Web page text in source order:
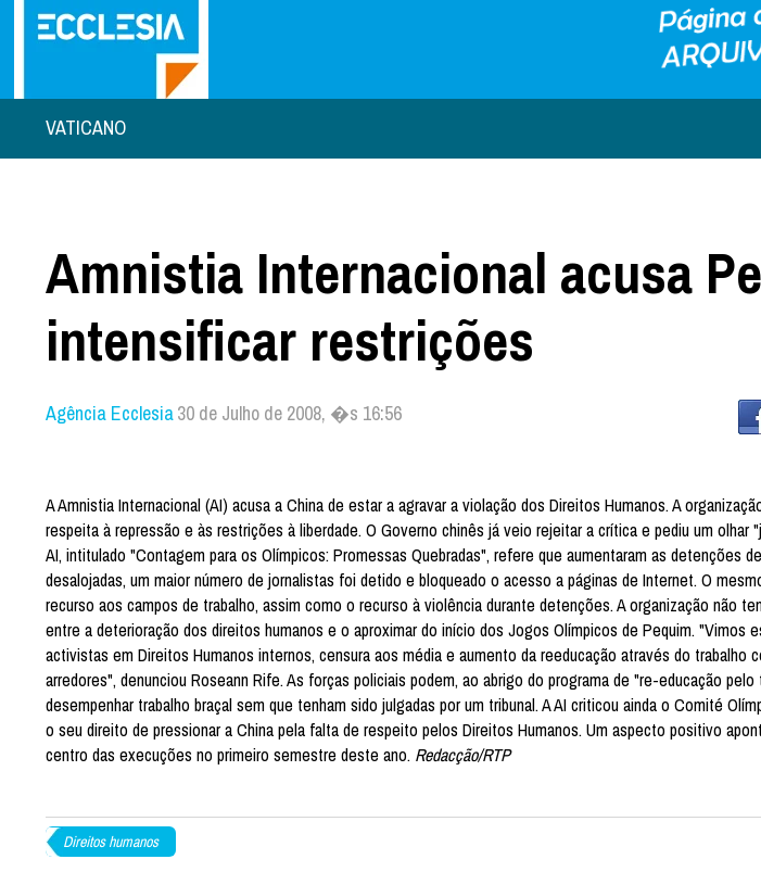
VATICANO
Amnistia Internacional acusa
intensificar restrições
Agência Ecclesia30 de Julho de 2008, �s 16:56
A Amnistia Internacional (AI) acusa a China de estar a agravar a violação dos Direitos Humanos. A
respeita à repressão e às restrições à liberdade. O Governo chinês já veio rejeitar a crítica e pediu um
AI, intitulado "Contagem para os Olímpicos: Promessas Quebradas", refere que aumentaram as detenções
desalojadas, um maior número de jornalistas foi detido e bloqueado o acesso a páginas de Internet. O
recurso aos campos de trabalho, assim como o recurso à violência durante detenções. A organização não
entre a deterioração dos direitos humanos e o aproximar do início dos Jogos Olímpicos de Pequim. "Vimos
activistas em Direitos Humanos internos, censura aos média e aumento da reeducação através do trabalho
arredores", denunciou Roseann Rife. As forças policiais podem, ao abrigo do programa de "re-educação
desempenhar trabalho braçal sem que tenham sido julgadas por um tribunal. A AI criticou ainda o Comité
o seu direito de pressionar a China pela falta de respeito pelos Direitos Humanos. Um aspecto positivo
centro das execuções no primeiro semestre deste ano. Redacção/RTP
Direitos humanos